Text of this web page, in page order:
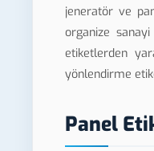
jeneratör ve
organize
etiketlerden
yönlendirme
Panel